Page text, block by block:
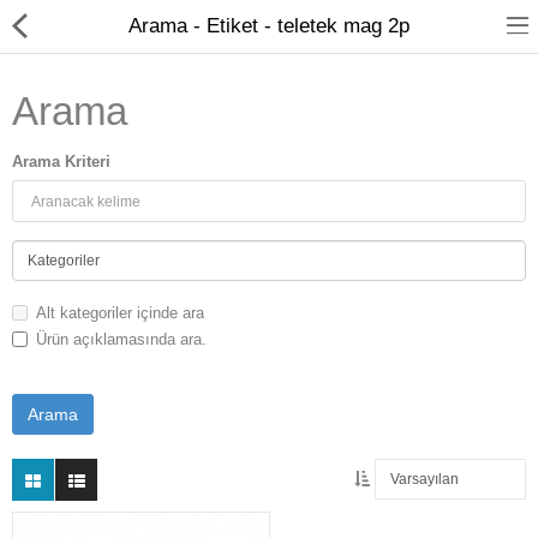
Kameralar
Kayıt Cihazları
Mobil Ürünler
Yangın Alarm Sistemleri
PDKS Sistemleri
Arama - Etiket - teletek mag 2p
Arama
Arama Kriteri
Alt kategoriler içinde ara
Ürün açıklamasında ara.